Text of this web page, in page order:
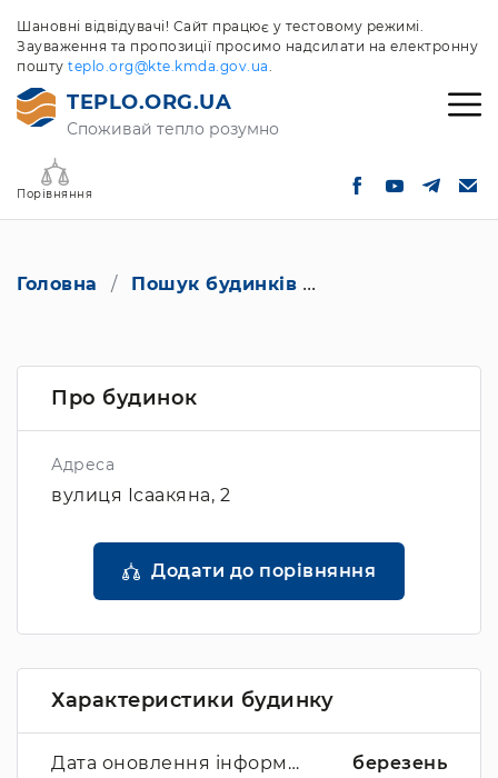
Шановні відвідувачі! Сайт працює у тестовому режимі.
Зауваження та пропозиції просимо надсилати на електронну
пошту teplo.org@kte.kmda.gov.ua.
TEPLO.ORG.UA
Споживай тепло розумно
Порівняння
Головна Пошук будинків
Про будинок
Адреса
вулиця Ісаакяна, 2
Додати до порівняння
Характеристики будинку
Дата оновлення інформації
березень